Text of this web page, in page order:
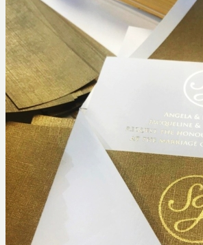
Davetiye
Yeni Tasarım Davetiye ve
Özel Tasarım Davetiyeler
Lazer Kesimli Davetiyeler
3 Boyutlu 3d davetiyeler
Pleksi Davetiyeler
Kutulu Davetiyeler
Yurt Dışı Tasarım
Bar & Bat Mitzvah
Kumaş Davetiyeler
Ahşap Davetiyeler
Şişe Davetiyeler
Temalı Davetiyeler
Aksesuar
Menü ve Masa İsim
LCV ve Teşekkür Kartları
Save the Date
Özel Kesimli Kartlar
Peçete Baskıları ve
Yönlendirme Panoları
Kına / Bekarlığa Veda